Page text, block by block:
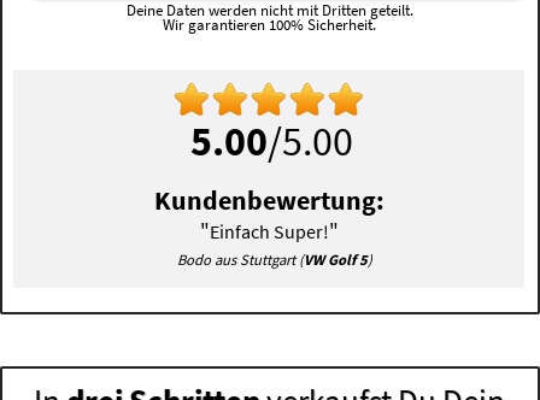
Deine Daten werden nicht mit Dritten geteilt.
Wir garantieren 100% Sicherheit.
5.00/5.00
Kundenbewertung:
"Einfach Super!"
Bodo aus Stuttgart (VW Golf 5)